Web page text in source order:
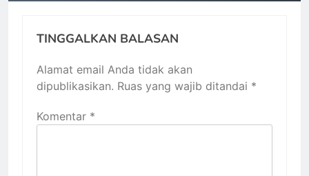
TINGGALKAN BALASAN
Alamat email Anda tidak akan
dipublikasikan. Ruas yang wajib ditandai *
Komentar *